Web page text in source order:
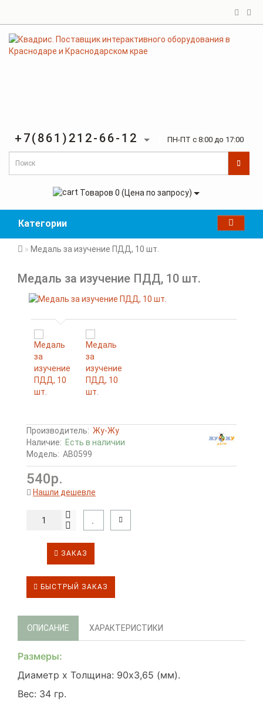
+7(861)212-66-12 ПН-ПТ с 8:00 до 17:00
Товаров 0 (Цена по запросу)
Категории
Медаль за изучение ПДД, 10 шт.
Медаль за изучение ПДД, 10 шт.
Производитель: Жу-Жу
Наличие: Есть в наличии
Модель: АВ0599
540р.
Нашли дешевле
ЗАКАЗ
БЫСТРЫЙ ЗАКАЗ
ОПИСАНИЕ ХАРАКТЕРИСТИКИ
Размеры:
Диаметр х Толщина: 90х3,65 (мм).
Вес: 34 гр.